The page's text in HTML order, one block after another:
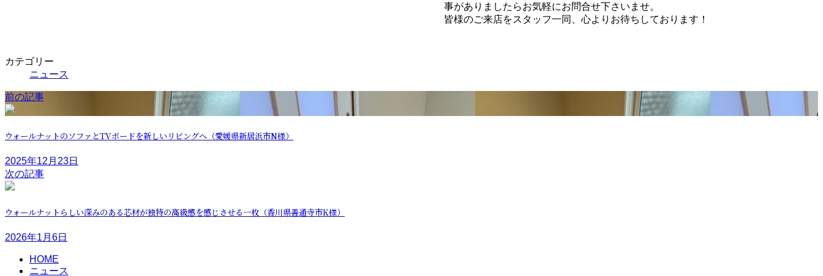
事がありましたらお気軽にお問合せ下さいませ。
皆様のご来店をスタッフ一同、心よりお待ちしております！
カテゴリー
ニュース
前の記事
ウォールナットのソファとTVボードを新しいリビングへ（愛媛県新居浜市N様）
2025年12月23日
次の記事
ウォールナットらしい深みのある芯材が独特の高級感を感じさせる一枚（香川県善通寺市K様）
2026年1月6日
HOME
ニュース